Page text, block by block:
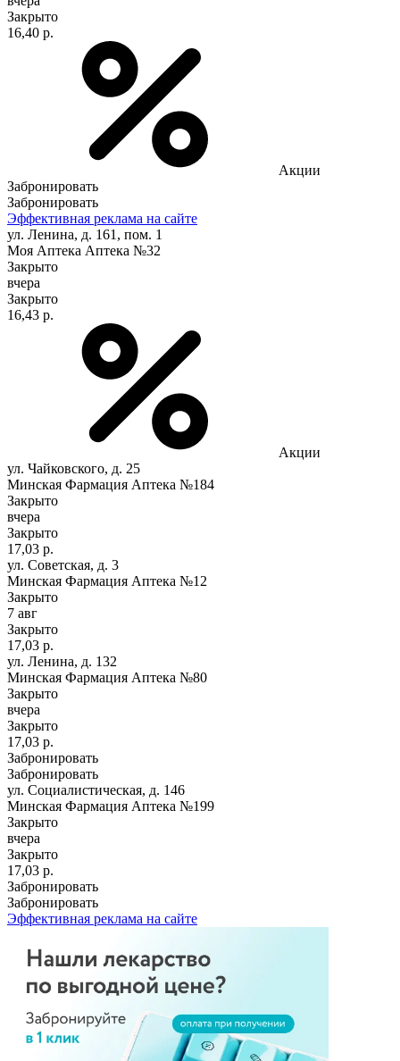
Закрыто
16,40 р.
Акции
Забронировать
Забронировать
Эффективная реклама на сайте
ул. Ленина, д. 161, пом. 1
Моя Аптека Аптека №32
Закрыто
вчера
Закрыто
16,43 р.
Акции
ул. Чайковского, д. 25
Минская Фармация Аптека №184
Закрыто
вчера
Закрыто
17,03 р.
ул. Советская, д. 3
Минская Фармация Аптека №12
Закрыто
7 авг
Закрыто
17,03 р.
ул. Ленина, д. 132
Минская Фармация Аптека №80
Закрыто
вчера
Закрыто
17,03 р.
Забронировать
Забронировать
ул. Социалистическая, д. 146
Минская Фармация Аптека №199
Закрыто
вчера
Закрыто
17,03 р.
Забронировать
Забронировать
Эффективная реклама на сайте